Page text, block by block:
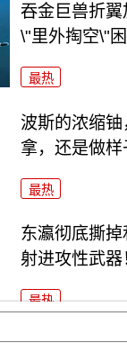
吞金巨兽折
\"里外掏空\"
最热
波斯的浓缩
拿，还是做样
最热
东瀛彻底撕
射进攻性武器
最热
，特朗普又生